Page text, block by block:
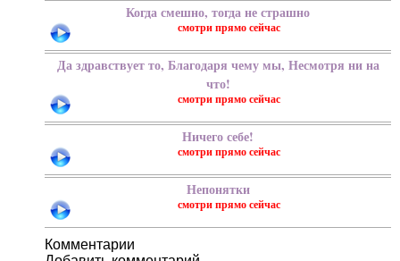
Когда смешно, тогда не страшно
Да здравствует то, Благодаря чему мы, Несмотря ни на
что!
Ничего себе!
Непонятки